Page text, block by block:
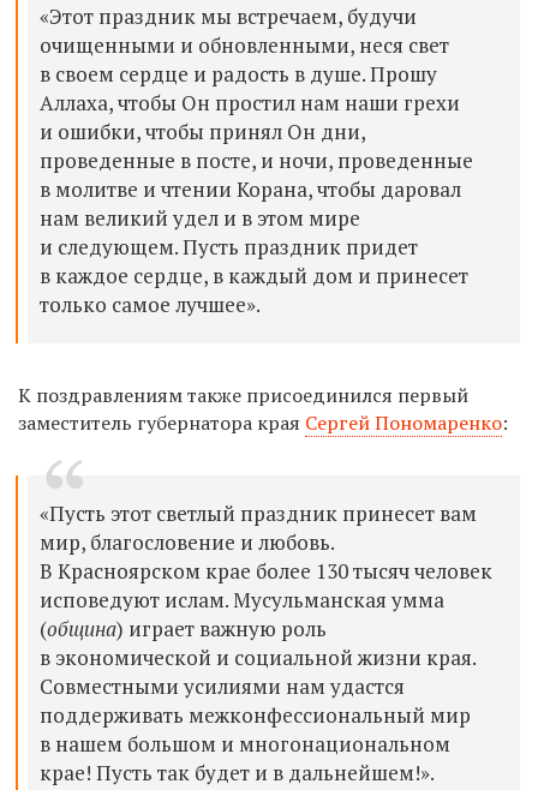
«Этот праздник мы встречаем, будучи
очищенными и обновленными, неся свет
в своем сердце и радость в душе. Прошу
Аллаха, чтобы Он простил нам наши грехи
и ошибки, чтобы принял Он дни,
проведенные в посте, и ночи, проведенные
в молитве и чтении Корана, чтобы даровал
нам великий удел и в этом мире
и следующем. Пусть праздник придет
в каждое сердце, в каждый дом и принесет
только самое лучшее».
К поздравлениям также присоединился первый
заместитель губернатора края Сергей Пономаренко:
«Пусть этот светлый праздник принесет вам
мир, благословение и любовь.
В Красноярском крае более 130 тысяч человек
исповедуют ислам. Мусульманская умма
(община) играет важную роль
в экономической и социальной жизни края.
Совместными усилиями нам удастся
поддерживать межконфессиональный мир
в нашем большом и многонациональном
крае! Пусть так будет и в дальнейшем!».